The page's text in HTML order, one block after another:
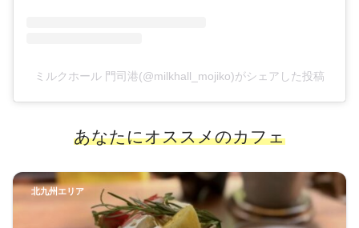
ミルクホール 門司港(@milkhall_mojiko)がシェアした投稿
あなたにオススメのカフェ
北九州エリア